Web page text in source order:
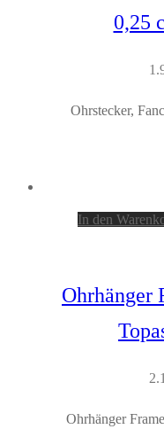
0,25
Ohrstecker,
In den
Ohrhänger
Ohrhänger